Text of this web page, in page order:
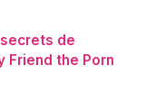
de
Friend the Porn